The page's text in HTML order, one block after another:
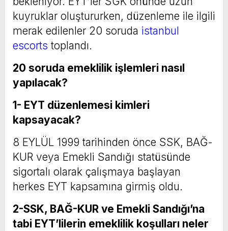
kuyruklar oluştururken, düzenleme ile ilgili
merak edilenler 20 soruda istanbul
escorts toplandı.
20 soruda emeklilik işlemleri nasıl
yapılacak?
1- EYT düzenlemesi kimleri
kapsayacak?
8 EYLÜL 1999 tarihinden önce SSK, BAĞ-
KUR veya Emekli Sandığı statüsünde
sigortalı olarak çalışmaya başlayan
herkes EYT kapsamına girmiş oldu.
2-SSK, BAĞ-KUR ve Emekli Sandığı’na
tabi EYT’lilerin emeklilik koşulları neler